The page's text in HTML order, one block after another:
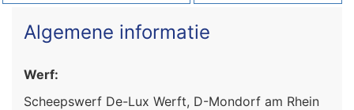
Algemene informatie
Werf:
Scheepswerf De-Lux Werft, D-Mondorf am Rhein